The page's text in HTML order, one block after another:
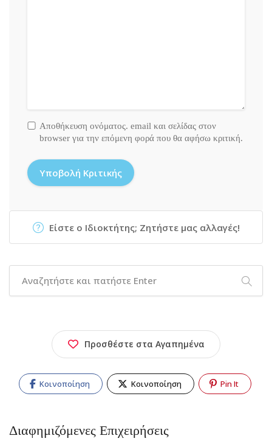
Αποθήκευση ονόματος. email και σελίδας στον
browser για την επόμενη φορά που θα αφήσω κριτική.
Είστε ο Ιδιοκτήτης; Ζητήστε μας αλλαγές!
Προσθέστε στα Αγαπημένα
Κοινοποίηση Κοινοποίηση Pin It
Διαφημιζόμενες Επιχειρήσεις